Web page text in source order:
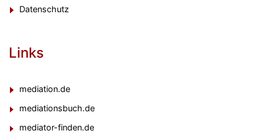
Datenschutz
Links
mediation.de
mediationsbuch.de
mediator-finden.de